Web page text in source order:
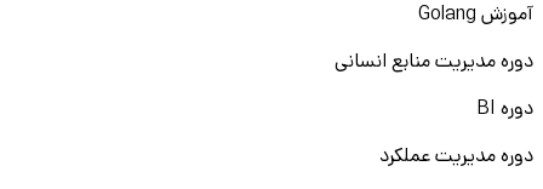
آموزش Golang
دوره مدیریت منابع انسانی
دوره BI
دوره مدیریت عملکرد